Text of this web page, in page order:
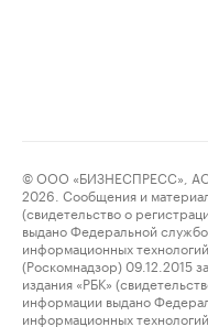
© ООО «БИЗНЕСПРЕСС»,
2026. Сообщения и
(свидетельство о
выдано Федеральной
информационных
(Роскомнадзор) 09.12.2015
издания «РБК»
информации выдано
информационных